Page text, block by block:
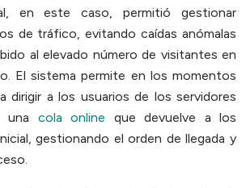
en este caso, permitió gestionar
de tráfico, evitando caídas anómalas
al elevado número de visitantes en
El sistema permite en los momentos
dirigir a los usuarios de los servidores
una cola online que devuelve a los
gestionando el orden de llegada y